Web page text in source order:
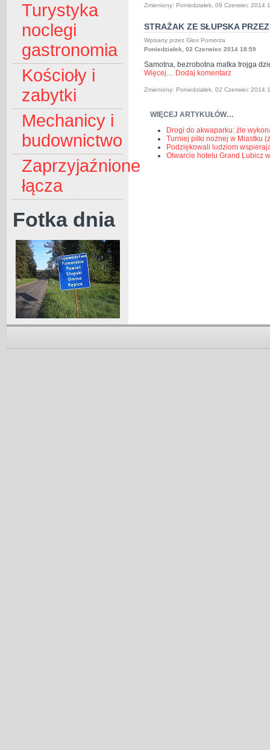
Turystyka
noclegi
gastronomia
Kościoły i
zabytki
Mechanicy i
budownictwo
Zaprzyjaźnione
łącza
Fotka dnia
Zmieniony: Poniedziałek, 09 Czerwiec 2014
STRAŻAK ZE SŁUPSKA
Wpisany przez Głos Pomorza
Poniedziałek, 02 Czerwiec 2014 18:59
Samotna, bezrobotna matka trojga
Więcej… Dodaj komentarz
Zmieniony: Poniedziałek, 02 Czerwiec 2014
WIĘCEJ ARTYKUŁÓW…
Drogi do akwaparku: źle
Turniej piłki nożnej w Miastku
Podziękowali ludziom
Otwarcie hotelu Grand Lubicz